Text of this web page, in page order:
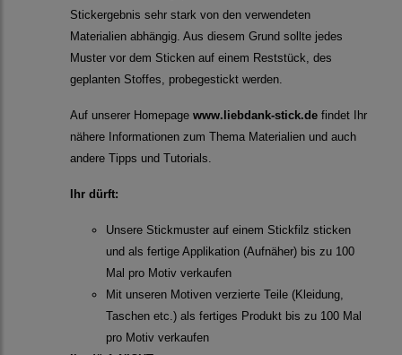
Stickergebnis sehr stark von den verwendeten
Materialien abhängig. Aus diesem Grund sollte jedes
Muster vor dem Sticken auf einem Reststück, des
geplanten Stoffes, probegestickt werden.
Auf unserer Homepage www.liebdank-stick.de findet Ihr
nähere Informationen zum Thema Materialien und auch
andere Tipps und Tutorials.
Ihr dürft:
Unsere Stickmuster auf einem Stickfilz sticken
und als fertige Applikation (Aufnäher) bis zu 100
Mal pro Motiv verkaufen
Mit unseren Motiven verzierte Teile (Kleidung,
Taschen etc.) als fertiges Produkt bis zu 100 Mal
pro Motiv verkaufen